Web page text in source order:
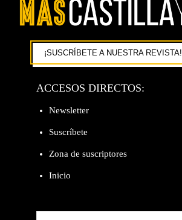
¡SUSCRÍBETE A NUESTRA REVISTA!
ACCESOS DIRECTOS:
Newsletter
Suscríbete
Zona de suscriptores
Inicio